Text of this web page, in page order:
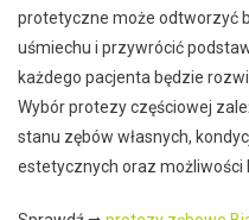
protetyczne może odtworzyć
uśmiechu i przywrócić
każdego pacjenta będzie
Wybór protezy częściowej
stanu zębów własnych,
estetycznych oraz możliwości